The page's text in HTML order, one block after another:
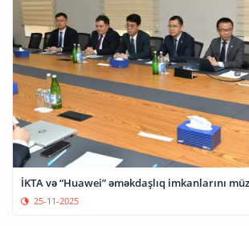
İKTA və “Huawei” əməkdaşlıq imkanlarını
25-11-2025